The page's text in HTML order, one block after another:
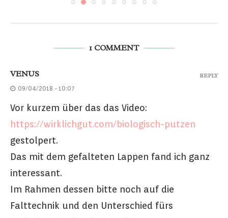
1 COMMENT
VENUS
09/04/2018 - 10:07
Vor kurzem über das das Video:
https://wirklichgut.com/biologisch-putzen
gestolpert.
Das mit dem gefalteten Lappen fand ich ganz
interessant.
Im Rahmen dessen bitte noch auf die
Falttechnik und den Unterschied fürs
REPLY